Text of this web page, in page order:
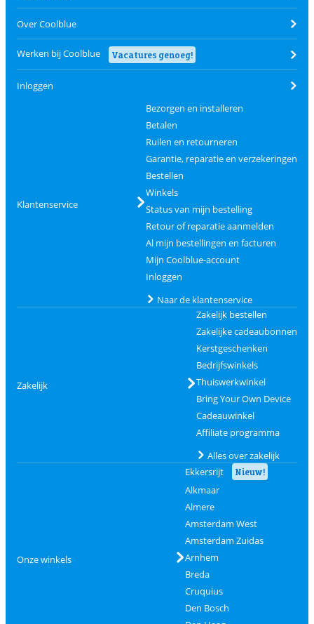
Over Coolblue
Werken bij Coolblue Vacatures genoeg!
Inloggen
Klantenservice
Bezorgen en installeren
Betalen
Ruilen en retourneren
Garantie, reparatie en verzekeringen
Bestellen
Winkels
Status van mijn bestelling
Retour of reparatie aanmelden
Al mijn bestellingen en facturen
Mijn Coolblue-account
Inloggen
Naar de klantenservice
Zakelijk
Zakelijk bestellen
Zakelijke cadeaubonnen
Kerstgeschenken
Bedrijfswinkels
Thuiswerkwinkel
Bring Your Own Device
Cadeauwinkel
Affiliate programma
Alles over zakelijk
Onze winkels
Ekkersrijt Nieuw!
Alkmaar
Almere
Amsterdam West
Amsterdam Zuidas
Arnhem
Breda
Cruquius
Den Bosch